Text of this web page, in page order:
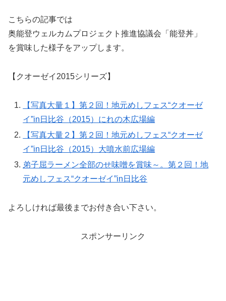
こちらの記事では
奥能登ウェルカムプロジェクト推進協議会「能登丼」
を賞味した様子をアップします。
【クオーゼイ2015シリーズ】
【写真大量１】第２回！地元めしフェス“クオーゼ
イ”in日比谷（2015）にれの木広場編
【写真大量２】第２回！地元めしフェス“クオーゼ
イ”in日比谷（2015）大噴水前広場編
弟子屈ラーメン全部のせ味噌を賞味～。第２回！地
元めしフェス“クオーゼイ”in日比谷
よろしければ最後までお付き合い下さい。
スポンサーリンク